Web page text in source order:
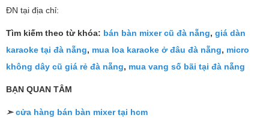
ĐN tại địa chỉ:
Tìm kiếm theo từ khóa: bán bàn mixer cũ đà nẵng, giá dàn
karaoke tại đà nẵng, mua loa karaoke ở đâu đà nẵng, micro
không dây cũ giá rẻ đà nẵng, mua vang số bãi tại đà nẵng
BẠN QUAN TÂM
➣cửa hàng bán bàn mixer tại hcm